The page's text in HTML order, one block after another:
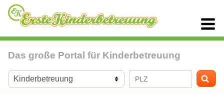
Das große Portal für Kinderbetreuung